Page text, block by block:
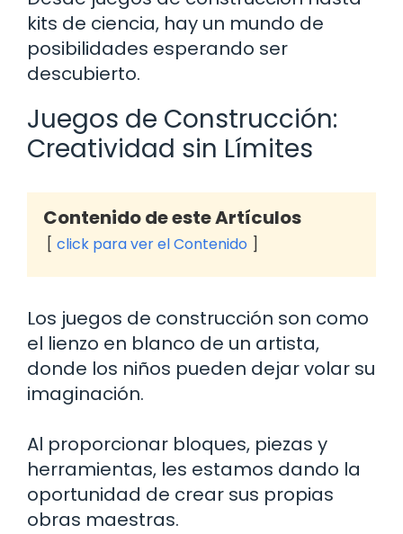
kits de ciencia, hay un mundo de
posibilidades esperando ser
descubierto.
Juegos de Construcción:
Creatividad sin Límites
Contenido de este Artículos
click para ver el Contenido
Los juegos de construcción son como
el lienzo en blanco de un artista,
donde los niños pueden dejar volar su
imaginación.
Al proporcionar bloques, piezas y
herramientas, les estamos dando la
oportunidad de crear sus propias
obras maestras.